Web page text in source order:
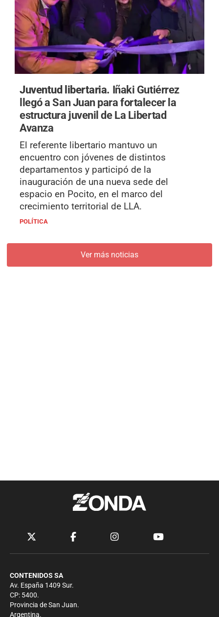
Juventud libertaria. Iñaki Gutiérrez
llegó a San Juan para fortalecer la
estructura juvenil de La Libertad
Avanza
El referente libertario mantuvo un
encuentro con jóvenes de distintos
departamentos y participó de la
inauguración de una nueva sede del
espacio en Pocito, en el marco del
crecimiento territorial de LLA.
POLÍTICA
Ver más noticias
CONTENIDOS SA
Av. España 1409 Sur.
CP: 5400.
Provincia de San Juan.
Argentina.